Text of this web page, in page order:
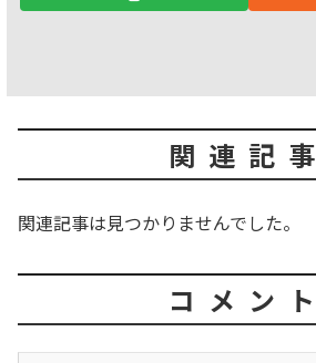
関連記事
関連記事は見つかりませんでした。
コメント